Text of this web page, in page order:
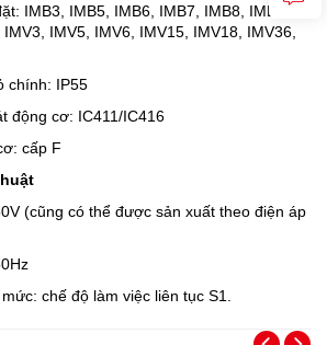
IMB3, IMB5, IMB6, IMB7, IMB8, IMB14,
IMV5, IMV6, IMV15, IMV18, IMV36,
chính: IP55
động cơ: IC411/IC416
cấp F
(cũng có thể được sản xuất theo điện áp
chế độ làm việc liên tục S1.